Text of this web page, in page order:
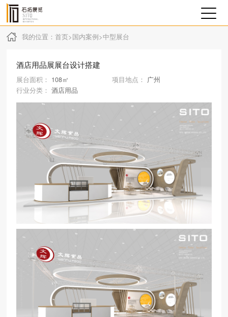
我的位置： 首页>国内案例>中型展台
酒店用品展展台设计搭建
展台面积： 108㎡ 项目地点：
广州
行业分类： 酒店用品